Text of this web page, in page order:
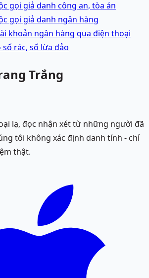
gọi giả danh công an, tòa án
gọi giả danh ngân hàng
khoản ngân hàng qua điện thoại
số rác, số lừa đảo
Trắng
lạ, đọc nhận xét từ những người đã
tôi không xác định danh tính - chỉ
thật.